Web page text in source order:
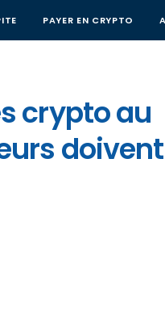
PAYER EN CRYPTO
crypto au
doivent